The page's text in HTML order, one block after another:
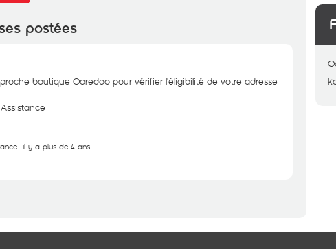
postées
boutique Ooredoo pour vérifier l'éligibilité de votre adresse
il y a plus de 4 ans